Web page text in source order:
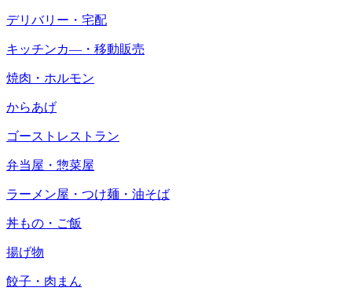
デリバリー・宅配
キッチンカ―・移動販売
焼肉・ホルモン
からあげ
ゴーストレストラン
弁当屋・惣菜屋
ラーメン屋・つけ麺・油そば
丼もの・ご飯
揚げ物
餃子・肉まん